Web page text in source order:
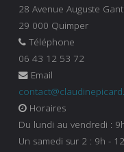
28 Avenue Auguste
29 000 Quimper
Téléphone
06 43 12 53 72
Email
Horaires
Du lundi au vendredi :
Un samedi sur 2 : 9h -